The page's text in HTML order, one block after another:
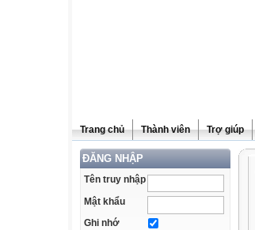
Trang chủ Thành viên Trợ giúp
ĐĂNG NHẬP
Tên truy nhập
Mật khẩu
Ghi nhớ